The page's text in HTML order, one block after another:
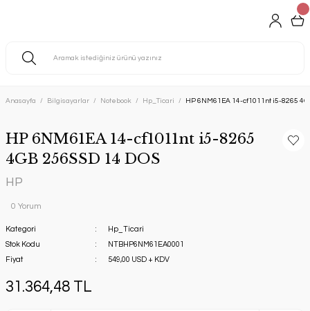
Anasayfa Bilgisayarlar Notebook Hp_Ticari HP 6NM61EA 14-cf1011nt i5-8265
HP 6NM61EA 14-cf1011nt i5-8265
4GB 256SSD 14 DOS
HP
0 Yorum
Kategori
Hp_Ticari
Stok Kodu
NTBHP6NM61EA0001
Fiyat
549,00 USD + KDV
31.364,48 TL